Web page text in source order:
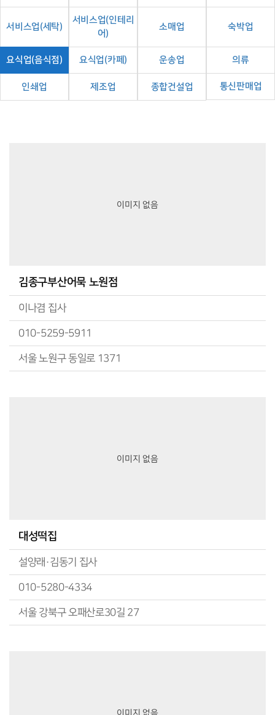
서비스업(세탁)
서비스업(인테리
어)
소매업 숙박업
요식업(음식점) 요식업(카페) 운송업 의류
인쇄업 제조업 종합건설업 통신판매업
이미지 없음
김종구부산어묵 노원점
이나겸 집사
010-5259-5911
서울 노원구 동일로 1371
이미지 없음
대성떡집
설양래·김동기 집사
010-5280-4334
서울 강북구 오패산로30길 27
이미지 없음